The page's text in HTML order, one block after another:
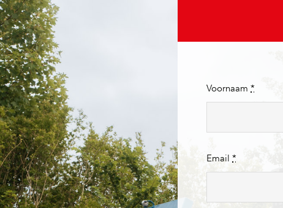
Voornaam*
Email*